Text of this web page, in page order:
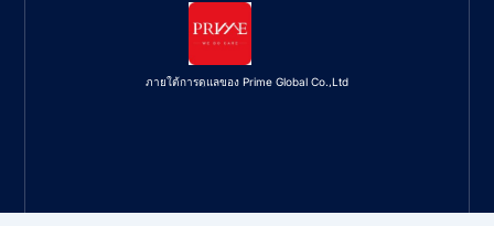
ภายใต้การดูแลของ Prime Global Co.,Ltd